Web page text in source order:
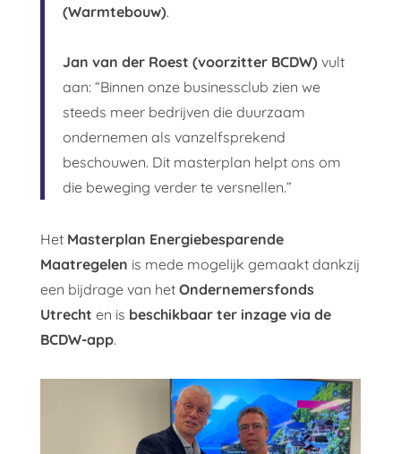
(Warmtebouw).
Jan van der Roest (voorzitter BCDW)vult
aan: “Binnen onze businessclub zien we
steeds meer bedrijven die duurzaam
ondernemen als vanzelfsprekend
beschouwen. Dit masterplan helpt ons om
die beweging verder te versnellen.”
Het Masterplan Energiebesparende
Maatregelen is mede mogelijk gemaakt dankzij
een bijdrage van het Ondernemersfonds
Utrecht en is beschikbaar ter inzage via de
BCDW-app.